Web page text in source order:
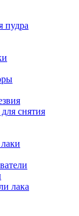
пудра
снятия
лака